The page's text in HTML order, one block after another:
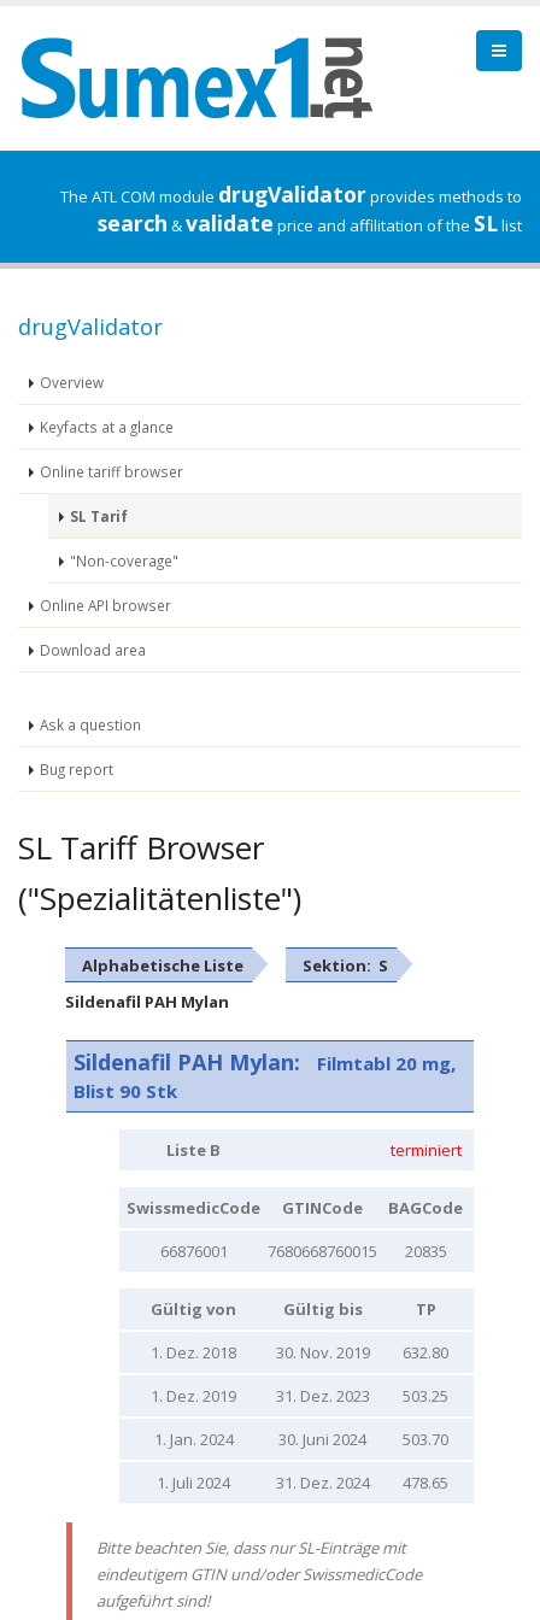
The ATL COM module drugValidatorprovides methods to
search &validate price and affilitation of the SLlist
drugValidator
Overview
Keyfacts at a glance
Online tariff browser
SL Tarif
"Non-coverage"
Online API browser
Download area
Ask a question
Bug report
SL Tariff Browser
("Spezialitätenliste")
Alphabetische Liste
Sektion: S
Sildenafil PAH Mylan
Sildenafil PAH Mylan:
Filmtabl 20 mg,
Blist 90 Stk
Liste B terminiert
SwissmedicCode GTINCode
BAGCode
66876001
7680668760015 20835
Gültig von Gültig bis
TP
1. Dez. 2018
30. Nov. 2019
632.80
1. Dez. 2019
31. Dez. 2023
503.25
1. Jan. 2024
30. Juni 2024
503.70
1. Juli 2024
31. Dez. 2024 478.65
Bitte beachten Sie, dass nur SL-Einträge mit
eindeutigem GTIN und/oder SwissmedicCode
aufgeführt sind!